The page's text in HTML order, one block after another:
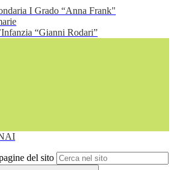
I Grado “Anna Frank"
“Gianni Rodari”
del sito